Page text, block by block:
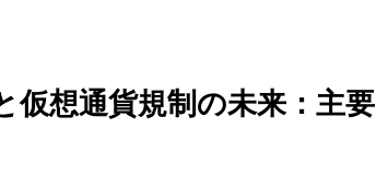
仮想通貨規制の未来：主要